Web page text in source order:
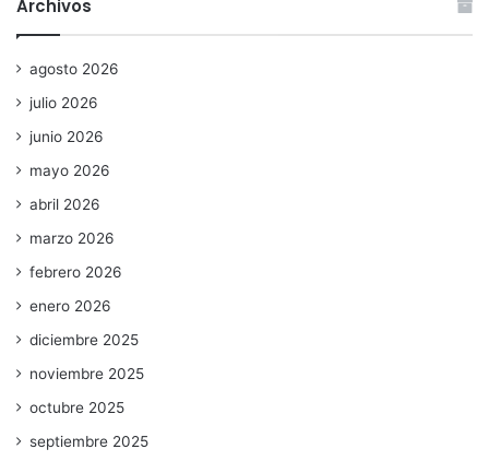
Archivos
agosto 2026
julio 2026
junio 2026
mayo 2026
abril 2026
marzo 2026
febrero 2026
enero 2026
diciembre 2025
noviembre 2025
octubre 2025
septiembre 2025